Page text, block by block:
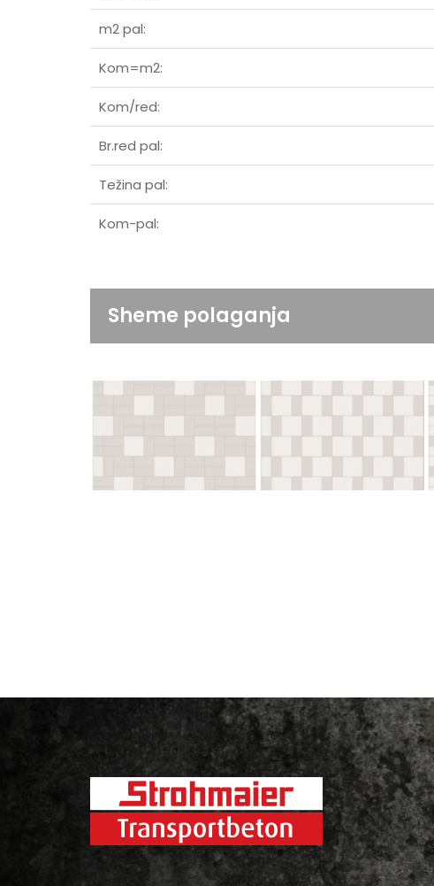
m2 pal:
Kom=m2:
Kom/red:
Br.red pal:
Težina pal:
Kom-pal:
Sheme polaganja